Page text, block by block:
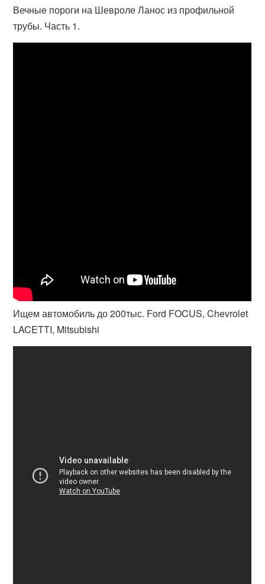
Вечные пороги на Шевроле Ланос из профильной
трубы. Часть 1.
Ищем автомобиль до 200тыс. Ford FOCUS, Chevrolet
LACETTI, Mitsubishi